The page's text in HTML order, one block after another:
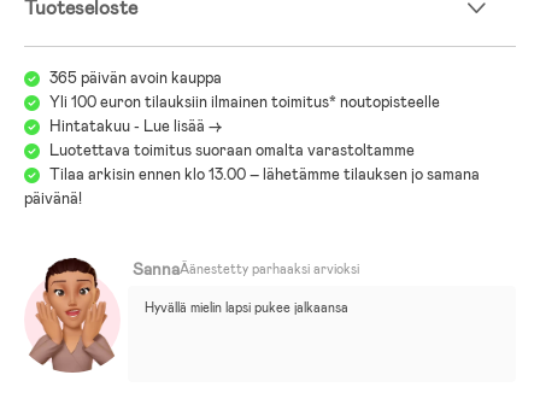
Tuoteseloste
365 päivän avoin kauppa
Yli 100 euron tilauksiin ilmainen toimitus* noutopisteelle
Hintatakuu - Lue lisää ->
Luotettava toimitus suoraan omalta varastoltamme
Tilaa arkisin ennen klo 13.00 – lähetämme tilauksen jo samana
päivänä!
SannaÄänestetty parhaaksi arvioksi
Hyvällä mielin lapsi pukee jalkaansa